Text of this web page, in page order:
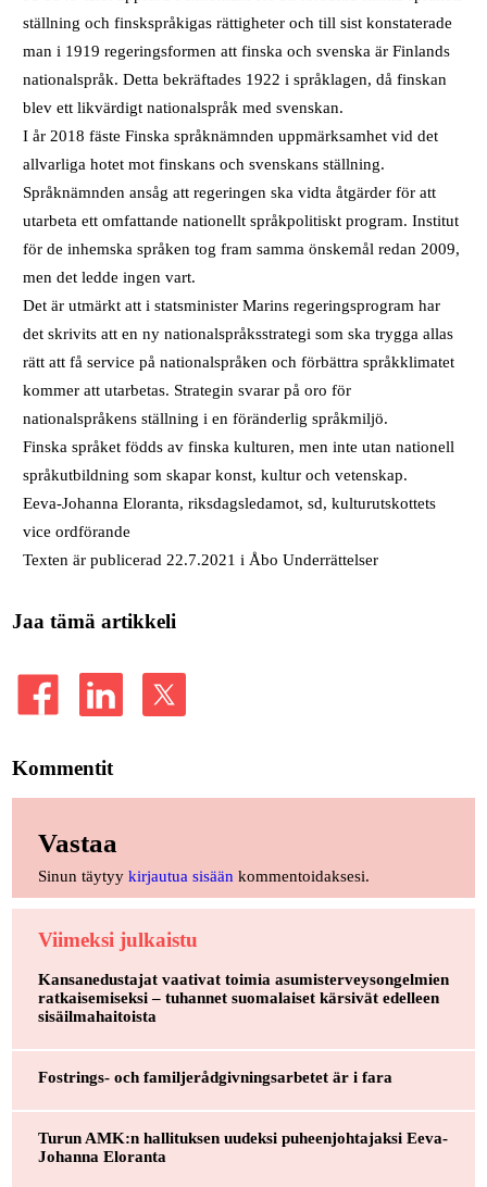
ställning och finskspråkigas rättigheter och till sist konstaterade
man i 1919 regeringsformen att finska och svenska är Finlands
nationalspråk. Detta bekräftades 1922 i språklagen, då finskan
blev ett likvärdigt nationalspråk med svenskan.
I år 2018 fäste Finska språknämnden uppmärksamhet vid det
allvarliga hotet mot finskans och svenskans ställning.
Språknämnden ansåg att regeringen ska vidta åtgärder för att
utarbeta ett omfattande nationellt språkpolitiskt program. Institut
för de inhemska språken tog fram samma önskemål redan 2009,
men det ledde ingen vart.
Det är utmärkt att i statsminister Marins regeringsprogram har
det skrivits att en ny nationalspråksstrategi som ska trygga allas
rätt att få service på nationalspråken och förbättra språkklimatet
kommer att utarbetas. Strategin svarar på oro för
nationalspråkens ställning i en föränderlig språkmiljö.
Finska språket födds av finska kulturen, men inte utan nationell
språkutbildning som skapar konst, kultur och vetenskap.
Eeva-Johanna Eloranta, riksdagsledamot, sd, kulturutskottets
vice ordförande
Texten är publicerad 22.7.2021 i Åbo Underrättelser
Jaa tämä artikkeli
Kommentit
Vastaa
Sinun täytyy kirjautua sisään kommentoidaksesi.
Viimeksi julkaistu
Kansanedustajat vaativat toimia asumisterveysongelmien
ratkaisemiseksi – tuhannet suomalaiset kärsivät edelleen
sisäilmahaitoista
Fostrings- och familjerådgivningsarbetet är i fara
Turun AMK:n hallituksen uudeksi puheenjohtajaksi Eeva-
Johanna Eloranta